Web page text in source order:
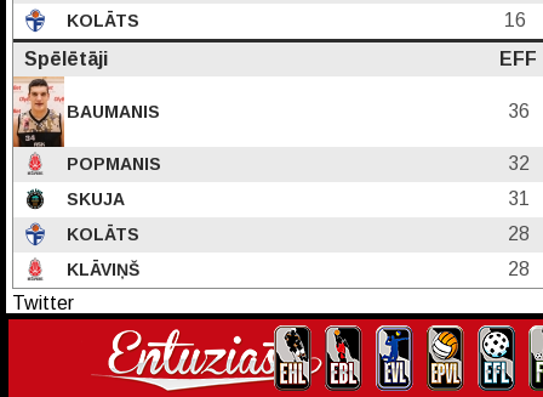
KOLĀTS
16
Spēlētāji
EFF
BAUMANIS 36
POPMANIS 32
SKUJA 31
KOLĀTS 28
KLĀVIŅŠ
28
Twitter